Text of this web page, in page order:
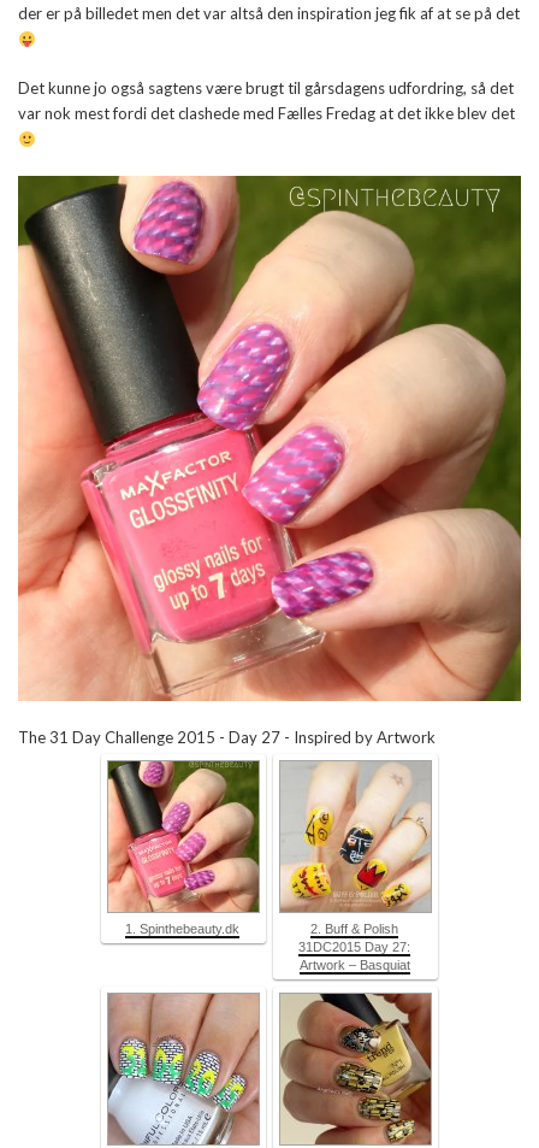
der er på billedet men det var altså den inspiration jeg fik af at se på det
Det kunne jo også sagtens være brugt til gårsdagens udfordring, så det
var nok mest fordi det clashede med Fælles Fredag at det ikke blev det
The 31 Day Challenge 2015 - Day 27 - Inspired by Artwork
1. Spinthebeauty.dk
2. Buff & Polish
31DC2015 Day 27:
Artwork – Basquiat